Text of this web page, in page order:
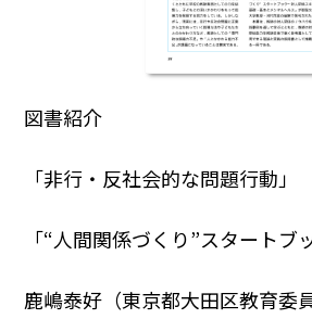
図書紹介
「非行・反社会的な問題行動」
「“人間関係づくり”スタートブ
鹿嶋泰好（東京都大田区教育委